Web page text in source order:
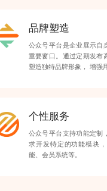
品牌塑造
公众号平台是企业展示自
重要窗口。通过定期发布
塑造独特品牌形象， 增强
个性服务
公众号平台支持功能定制
求开发特定的功能模块
能、会员系统等。